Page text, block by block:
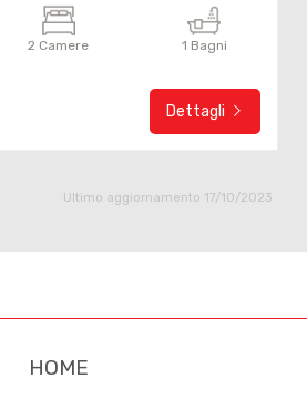
2 Camere 1 Bagni
Dettagli
Ultimo aggiornamento 17/10/2023
HOME